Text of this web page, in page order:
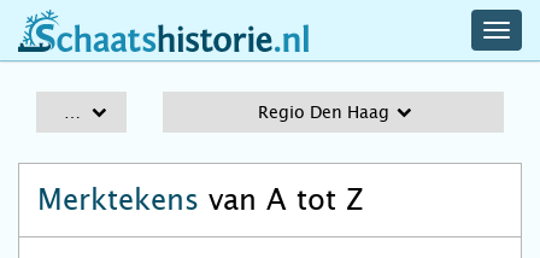
schaatshistorie.nl
Regio Den Haag
Merktekens van A tot Z